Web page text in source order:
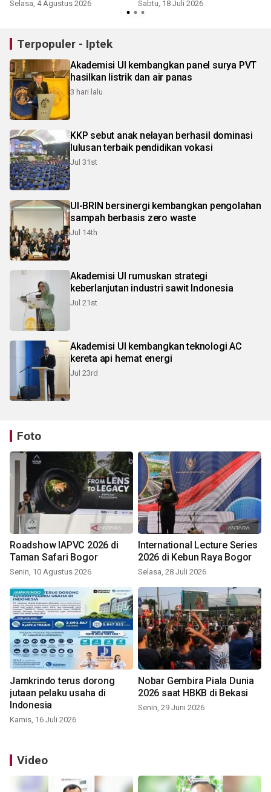
Selasa, 4 Agustus 2026 Sabtu, 18 Juli 2026
Terpopuler - Iptek
Akademisi UI kembangkan panel surya PVT
hasilkan listrik dan air panas
3 hari lalu
KKP sebut anak nelayan berhasil dominasi
lulusan terbaik pendidikan vokasi
Jul 31st
UI-BRIN bersinergi kembangkan pengolahan
sampah berbasis zero waste
Jul 14th
Akademisi UI rumuskan strategi
keberlanjutan industri sawit Indonesia
Jul 21st
Akademisi UI kembangkan teknologi AC
kereta api hemat energi
Jul 23rd
Foto
Roadshow IAPVC 2026 di
Taman Safari Bogor
Senin, 10 Agustus 2026
International Lecture Series
2026 di Kebun Raya Bogor
Selasa, 28 Juli 2026
Jamkrindo terus dorong
jutaan pelaku usaha di
Indonesia
Kamis, 16 Juli 2026
Nobar Gembira Piala Dunia
2026 saat HBKB di Bekasi
Senin, 29 Juni 2026
Video